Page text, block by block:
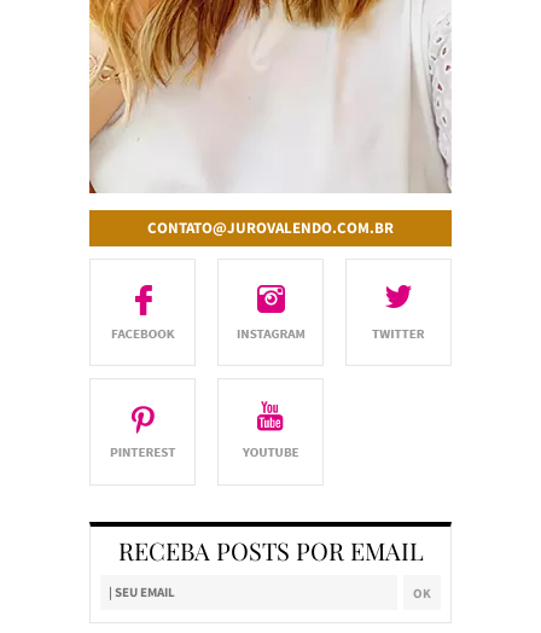
CONTATO@JUROVALENDO.COM.BR
RECEBA POSTS POR EMAIL